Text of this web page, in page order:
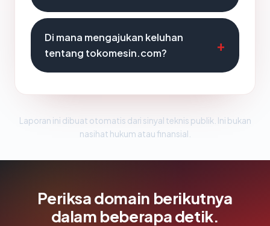
Di mana mengajukan keluhan
tentang tokomesin.com?
Laporan ini dibuat otomatis dari sinyal teknis publik. Ini bukan
nasihat hukum atau finansial.
Periksa domain berikutnya
dalam beberapa detik.